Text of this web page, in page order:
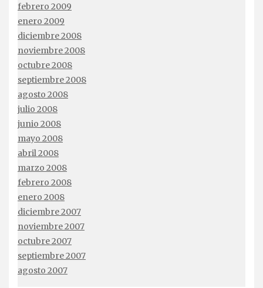
febrero 2009
enero 2009
diciembre 2008
noviembre 2008
octubre 2008
septiembre 2008
agosto 2008
julio 2008
junio 2008
mayo 2008
abril 2008
marzo 2008
febrero 2008
enero 2008
diciembre 2007
noviembre 2007
octubre 2007
septiembre 2007
agosto 2007